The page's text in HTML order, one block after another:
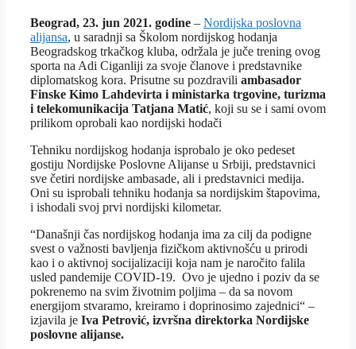
Beograd, 23. jun 2021. godine – Nordijska poslovna
alijansa, u saradnji sa Školom nordijskog hodanja
Beogradskog trkačkog kluba, održala je juče trening ovog
sporta na Adi Ciganliji za svoje članove i predstavnike
diplomatskog kora. Prisutne su pozdravili ambasador
Finske Kimo Lahdevirta i ministarka trgovine, turizma
i telekomunikacija Tatjana Matić, koji su se i sami ovom
prilikom oprobali kao nordijski hodači
Tehniku nordijskog hodanja isprobalo je oko pedeset
gostiju Nordijske Poslovne Alijanse u Srbiji, predstavnici
sve četiri nordijske ambasade, ali i predstavnici medija.
Oni su isprobali tehniku hodanja sa nordijskim štapovima,
i ishodali svoj prvi nordijski kilometar.
“Današnji čas nordijskog hodanja ima za cilj da podigne
svest o važnosti bavljenja fizičkom aktivnošću u prirodi
kao i o aktivnoj socijalizaciji koja nam je naročito falila
usled pandemije COVID-19. Ovo je ujedno i poziv da se
pokrenemo na svim životnim poljima – da sa novom
energijom stvaramo, kreiramo i doprinosimo zajednici“ –
izjavila je Iva Petrović, izvršna direktorka Nordijske
poslovne alijanse.